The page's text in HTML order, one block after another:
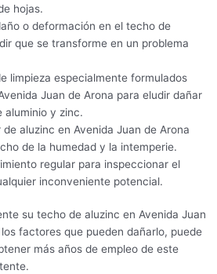
hojas.
o deformación en el techo de
que se transforme en un problema
limpieza especialmente formulados
Juan de Arona para eludir dañar
aluminio y zinc.
de aluzinc en Avenida Juan de Arona
de la humedad y la intemperie.
regular para inspeccionar el
inconveniente potencial.
su techo de aluzinc en Avenida Juan
factores que pueden dañarlo, puede
más años de empleo de este